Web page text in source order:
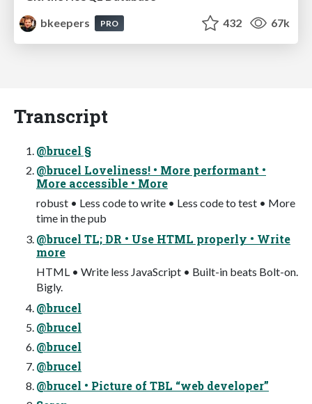
bkeepers
PRO 432 67k
Transcript
@brucel §
@brucel Loveliness! • More performant •
More accessible • More
robust • Less code to write • Less code to test • More
time in the pub
@brucel TL; DR • Use HTML properly • Write
more
HTML • Write less JavaScript • Built-in beats Bolt-on.
Bigly.
@brucel
@brucel
@brucel
@brucel
@brucel • Picture of TBL “web developer”